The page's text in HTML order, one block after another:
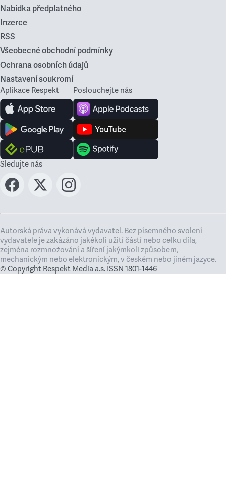
Nabídka předplatného
Inzerce
RSS
Všeobecné obchodní podmínky
Ochrana osobních údajů
Nastavení soukromí
Aplikace Respekt Poslouchejte nás
Sledujte nás
Autorská práva vykonává vydavatel. Bez písemného svolení
vydavatele je zakázáno jakékoli užití částí nebo celku díla,
zejména rozmnožování a šíření jakýmkoli způsobem,
mechanickým nebo elektronickým, v českém nebo jiném jazyce.
© Copyright Respekt Media a.s. ISSN 1801-1446